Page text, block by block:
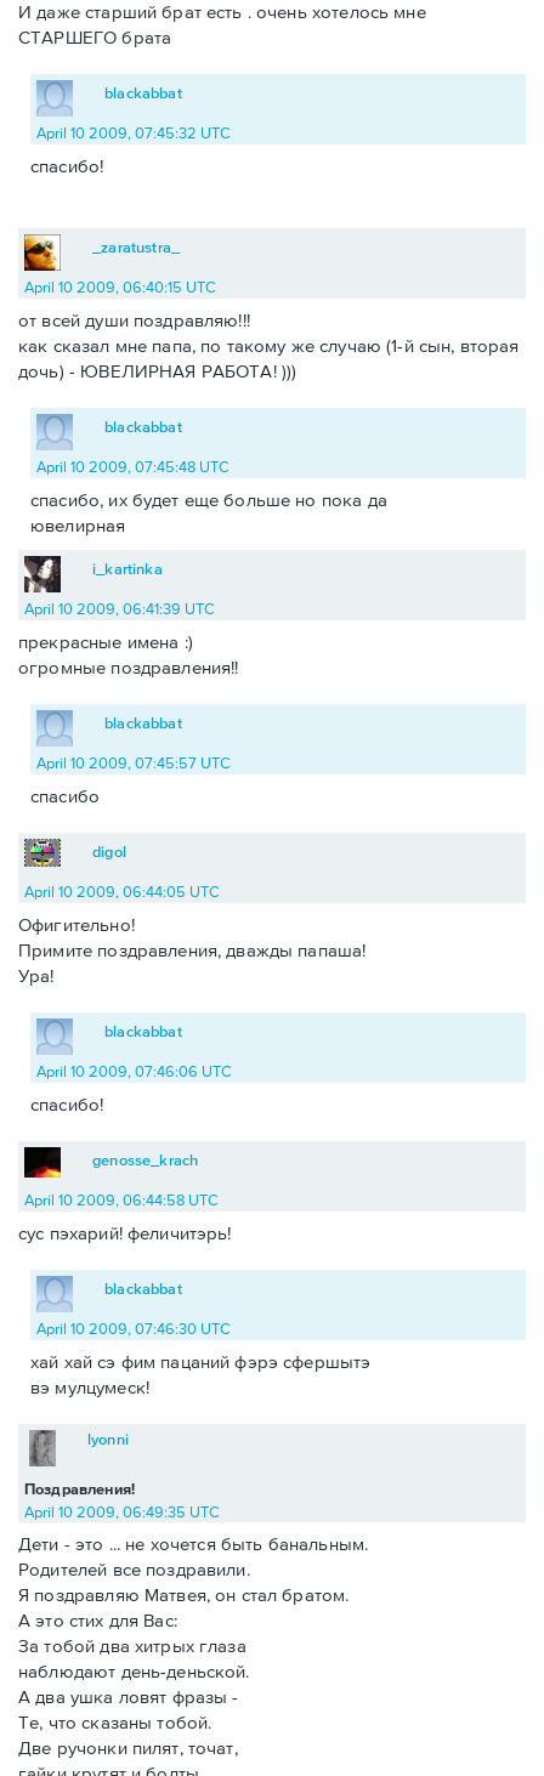
И даже старший брат есть . очень хотелось мне
СТАРШЕГО брата
blackabbat
April 10 2009, 07:45:32 UTC
спасибо!
_zaratustra_
April 10 2009, 06:40:15 UTC
от всей души поздравляю!!!
как сказал мне папа, по такому же случаю (1-й сын, вторая
дочь) - ЮВЕЛИРНАЯ РАБОТА! )))
blackabbat
April 10 2009, 07:45:48 UTC
спасибо, их будет еще больше но пока да
ювелирная
i_kartinka
April 10 2009, 06:41:39 UTC
прекрасные имена :)
огромные поздравления!!
blackabbat
April 10 2009, 07:45:57 UTC
спасибо
digol
April 10 2009, 06:44:05 UTC
Офигительно!
Примите поздравления, дважды папаша!
Ура!
blackabbat
April 10 2009, 07:46:06 UTC
спасибо!
genosse_krach
April 10 2009, 06:44:58 UTC
сус пэхарий! феличитэрь!
blackabbat
April 10 2009, 07:46:30 UTC
хай хай сэ фим пацаний фэрэ сфершытэ
вэ мулцумеск!
Поздравления!
lyonni
April 10 2009, 06:49:35 UTC
Дети - это ... не хочется быть банальным.
Родителей все поздравили.
Я поздравляю Матвея, он стал братом.
А это стих для Вас:
За тобой два хитрых глаза
наблюдают день-деньской.
А два ушка ловят фразы -
Те, что сказаны тобой.
Две ручонки пилят, точат,